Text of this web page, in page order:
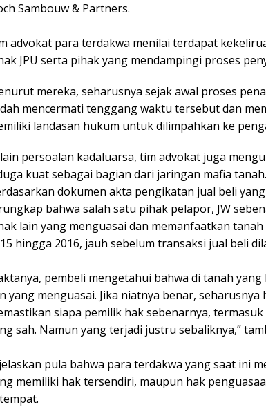
Sambouw & Partners.
advokat para terdakwa menilai terdapat
JPU serta pihak yang mendampingi proses
mereka, seharusnya sejak awal proses
mencermati tenggang waktu tersebut dan
landasan hukum untuk dilimpahkan ke
persoalan kadaluarsa, tim advokat juga
kuat sebagai bagian dari jaringan mafia tanah.
dokumen akta pengikatan jual beli
bahwa salah satu pihak pelapor, JW
lain yang menguasai dan memanfaatkan
hingga 2016, jauh sebelum transaksi jual beli
pembeli mengetahui bahwa di tanah
yang menguasai. Jika niatnya benar,
siapa pemilik hak sebenarnya,
sah. Namun yang terjadi justru sebaliknya,”
pula bahwa para terdakwa yang saat ini
memiliki hak tersendiri, maupun hak